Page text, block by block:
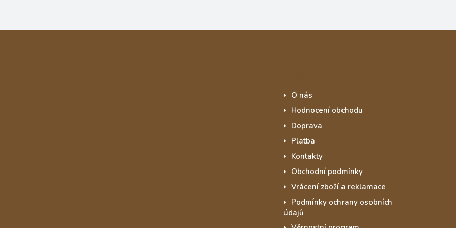
O nás
Hodnocení obchodu
Doprava
Platba
Kontakty
Obchodní podmínky
Vrácení zboží a reklamace
Podmínky ochrany osobních
údajů